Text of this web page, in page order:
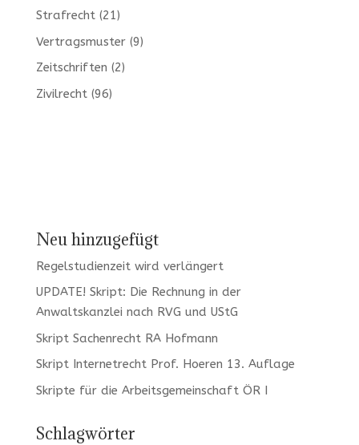
Strafrecht(21)
Vertragsmuster(9)
Zeitschriften (2)
Zivilrecht(96)
Neu hinzugefügt
Regelstudienzeit wird verlängert
UPDATE! Skript: Die Rechnung in der
Anwaltskanzlei nach RVG und UStG
Skript Sachenrecht RA Hofmann
Skript Internetrecht Prof. Hoeren 13. Auflage
Skripte für die Arbeitsgemeinschaft ÖR I
Schlagwörter